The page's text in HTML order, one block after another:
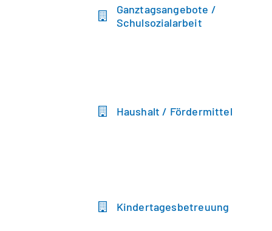
Ganztagsangebote /
Schulsozialarbeit
Haushalt / Fördermittel
Kindertagesbetreuung